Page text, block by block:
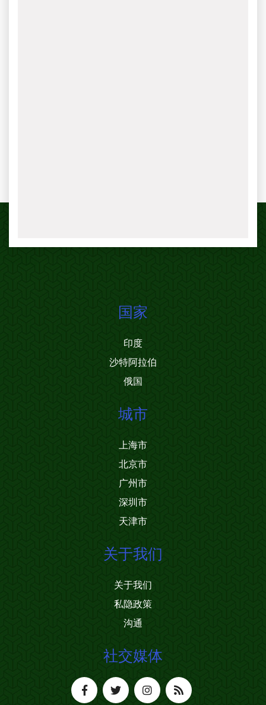
国家
印度
沙特阿拉伯
俄国
城市
上海市
北京市
广州市
深圳市
天津市
关于我们
关于我们
私隐政策
沟通
社交媒体